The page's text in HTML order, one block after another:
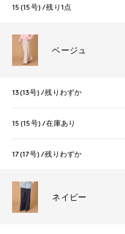
15(15号) 残り1点
ベージュ
13(13号) 残りわずか
15(15号) 在庫あり
17(17号) 残りわずか
ネイビー